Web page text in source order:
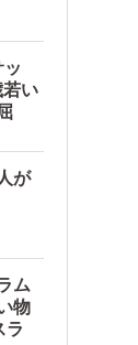
ッ
若い
が
ム
物